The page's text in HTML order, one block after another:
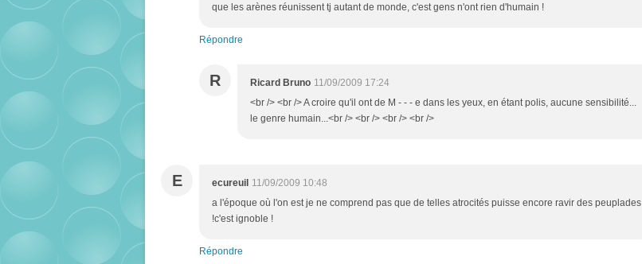
que les arènes réunissent tj autant de monde, c'est gens n'ont rien d'humain !
Répondre
R Ricard Bruno 11/09/2009 17:24
<br /> <br /> A croire qu'il ont de M - - - e dans les yeux, en étant polis, aucune sensibilité...
le genre humain...<br /> <br /> <br /> <br />
E ecureuil 11/09/2009 10:48
a l'époque où l'on est je ne comprend pas que de telles atrocités puisse encore ravir des peuplades
!c'est ignoble !
Répondre